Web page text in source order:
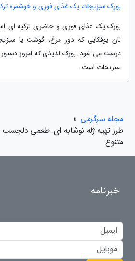
بورک سبزیجات یک غذای فوری و خوشمزه
بورک یک غذای فوری و حاضری ترکیه ای
نان یوفکایی که دور مرغ، گوشت یا
درست می شود. بورک لذیذی که امروز دستور
سبزیجات است.
مجله سرگرمی »
طرز تهیه ژله نوشابه ای: طعمی دلچسب
متنوع
خبرنامه